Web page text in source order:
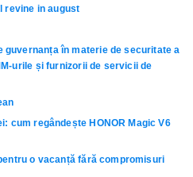
revine in august
guvernanța în materie de securitate a
urile și furnizorii de servicii de
cum regândește HONOR Magic V6
o vacanță fără compromisuri